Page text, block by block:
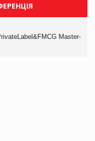
Master-